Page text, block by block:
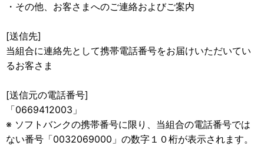
・その他、お客さまへのご連絡およびご案内
[送信先]
当組合に連絡先として携帯電話番号をお届けいただいてい
るお客さま
[送信元の電話番号]
「0669412003」
※ ソフトバンクの携帯番号に限り、当組合の電話番号では
ない番号「0032069000」の数字１０桁が表示されます。